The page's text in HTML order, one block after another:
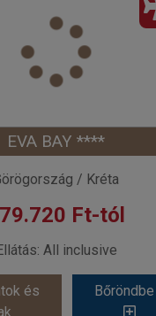
Görögország
Hersonissos
módja:
Repülővel
Ellátás:All inclusive
Hotel ***+
272.300 Ft-tól
és
Bőröndbe
EVA BAY ****
/ Kréta
Ft-tól
All inclusive
és
Bőröndbe